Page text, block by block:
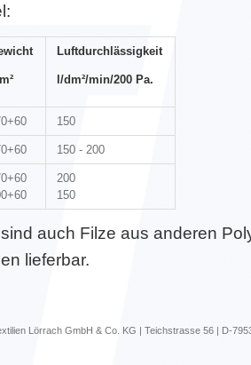
Luftdurchlässigkeit
l/dm²/min/200 Pa.
150
150 - 200
200
150
auch Filze aus anderen
lieferbar.
Lörrach GmbH & Co. KG | Teichstrasse 56 | D-